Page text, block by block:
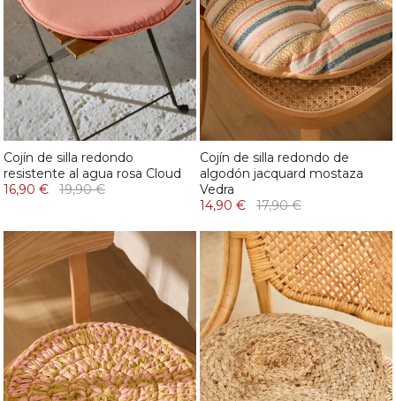
Cojín de silla redondo
resistente al agua rosa Cloud
16,90 €
19,90 €
Cojín de silla redondo de
algodón jacquard mostaza
Vedra
14,90 €
17,90 €